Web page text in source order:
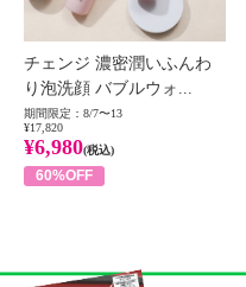
チェンジ 濃密潤いふんわ
り泡洗顔 バブルウォ...
期間限定：8/7〜13
¥17,820
¥6,980(税込)
60%OFF